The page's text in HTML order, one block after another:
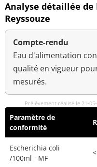
Analyse détaillée de
Reyssouze
Compte-rendu
Eau d'alimentation
qualité en vigueur
mesurés.
Prélèvement réalisé le 21-
Paramètre de
conformité
Escherichia coli
/100ml - MF